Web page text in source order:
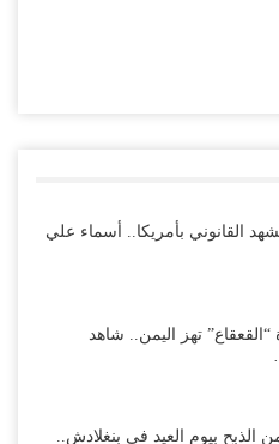
القانوني بأمريكا.. أسماء علي
“القعقاع” تهز اليمن.. شاهد
الذبح بيوم العيد في بنغلادش..